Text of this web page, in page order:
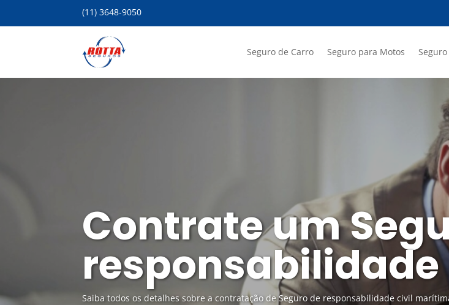
(11) 3648-9050
Seguro de Carro Seguro para Motos
Contrate um
Saiba todos os detalhes sobre a contratação de Seguro de responsabilidade civil